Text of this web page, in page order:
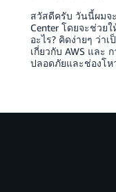
สวัสดีครับ วันนี้ผมจ
Center โดยจะช่วย
อะไร? คิดง่ายๆ ว่า
เกี่ยวกับ AWS และ
ปลอดภัยและช่องโ